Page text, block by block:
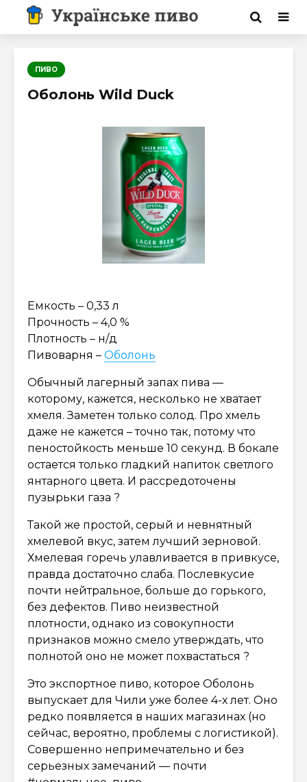
ПИВО
Оболонь Wild Duck
Емкость – 0,33 л
Прочность – 4,0 %
Плотность – н/д
Пивоварня – Оболонь
Обычный лагерный запах пива —
которому, кажется, несколько не хватает
хмеля. Заметен только солод. Про хмель
даже не кажется – точно так, потому что
пеностойкость меньше 10 секунд. В бокале
остается только гладкий напиток светлого
янтарного цвета. И рассредоточены
пузырьки газа ?
Такой же простой, серый и невнятный
хмелевой вкус, затем лучший зерновой.
Хмелевая горечь улавливается в привкусе,
правда достаточно слаба. Послевкусие
почти нейтральное, больше до горького,
без дефектов. Пиво неизвестной
плотности, однако из совокупности
признаков можно смело утверждать, что
полнотой оно не может похвастаться ?
Это экспортное пиво, которое Оболонь
выпускает для Чили уже более 4-х лет. Оно
редко появляется в наших магазинах (но
сейчас, вероятно, проблемы с логистикой).
Совершенно непримечательно и без
серьезных замечаний — почти